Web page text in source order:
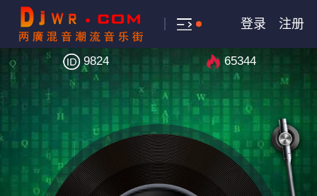
登录 注册
9824 65344